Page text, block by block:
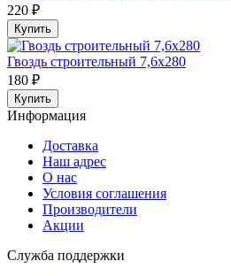
220 ₽
Купить
Гвоздь строительный 7,6х280
180 ₽
Купить
Информация
Доставка
Наш адрес
О нас
Условия соглашения
Производители
Акции
Служба поддержки